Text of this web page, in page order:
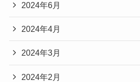
2024年6月
2024年4月
2024年3月
2024年2月